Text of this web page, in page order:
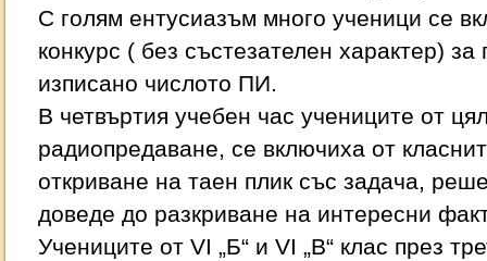
С голям ентусиазъм много ученици се
конкурс ( без състезателен характер) за
изписано числото ПИ.
В четвъртия учебен час учениците от
радиопредаване, се включиха от
откриване на таен плик със задача,
доведе до разкриване на интересни
Учениците от VI „Б“ и VI „В“ клас през